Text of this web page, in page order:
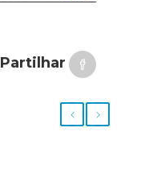
Partilhar